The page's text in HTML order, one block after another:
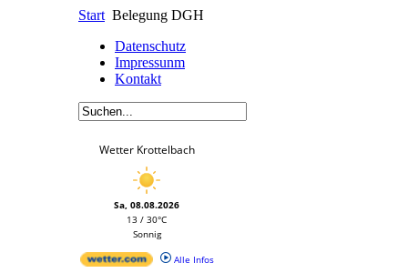
Start Belegung DGH
Datenschutz
Impressunm
Kontakt
Wetter Krottelbach
Sa, 08.08.2026
13 / 30°C
Sonnig
Alle Infos